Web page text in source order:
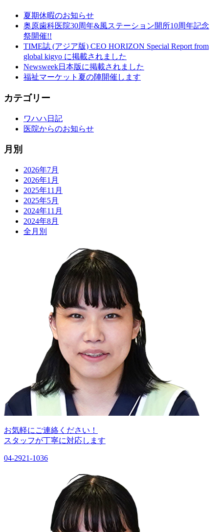
夏期休暇のお知らせ
奥原歯科医院30周年&風ステーション開所10周年記念
祭開催!!
TIME誌 (アジア版) CEO HORIZON Special Report from
global kigyo に掲載されました
Newsweek日本版に掲載されました
福祉マーケット夏の陣開催します
カテゴリー
ワハハ日記
医院からのお知らせ
月別
2026年7月
2026年1月
2025年11月
2025年5月
2024年11月
2024年8月
全月別
お気軽にご連絡ください！
スタッフが丁寧に対応します
04-2921-1036